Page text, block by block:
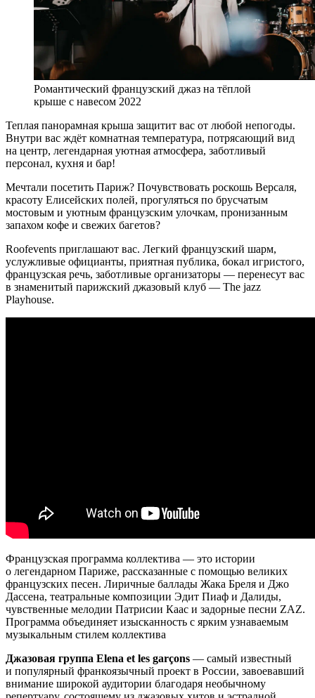
Романтический французский джаз на тёплой
крыше с навесом 2022
Теплая панорамная крыша защитит вас от любой непогоды.
Внутри вас ждёт комнатная температура, потрясающий вид
на центр, легендарная уютная атмосфера, заботливый
персонал, кухня и бар!
Мечтали посетить Париж? Почувствовать роскошь Версаля,
красоту Елисейских полей, прогуляться по брусчатым
мостовым и уютным французским улочкам, пронизанным
запахом кофе и свежих багетов?
Roofevents приглашают вас. Легкий французский шарм,
услужливые официанты, приятная публика, бокал игристого,
французская речь, заботливые организаторы — перенесут вас
в знаменитый парижский джазовый клуб — The jazz
Playhouse.
Французская программа коллектива — это истории
о легендарном Париже, рассказанные с помощью великих
французских песен. Лиричные баллады Жака Бреля и Джо
Дассена, театральные композиции Эдит Пиаф и Далиды,
чувственные мелодии Патрисии Каас и задорные песни ZAZ.
Программа объединяет изысканность с ярким узнаваемым
музыкальным стилем коллектива
Джазовая группа Elena et les garçons — самый известный
и популярный франкоязычный проект в России, завоевавший
внимание широкой аудитории благодаря необычному